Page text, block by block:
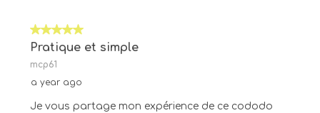
5 out of 5 stars.
Pratique et simple
mcp61
a year ago
Je vous partage mon expérience de ce cododo